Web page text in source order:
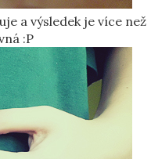
a výsledek je více než
:P